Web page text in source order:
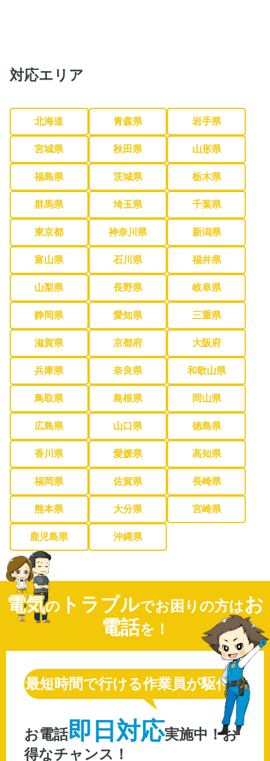
対応エリア
北海道 青森県 岩手県
宮城県 秋田県 山形県
福島県 茨城県 栃木県
群馬県 埼玉県 千葉県
東京都 神奈川県 新潟県
富山県 石川県 福井県
山梨県 長野県 岐阜県
静岡県 愛知県 三重県
滋賀県 京都府 大阪府
兵庫県 奈良県 和歌山県
鳥取県 島根県 岡山県
広島県 山口県 徳島県
香川県 愛媛県 高知県
福岡県 佐賀県 長崎県
熊本県 大分県 宮崎県
鹿児島県 沖縄県
電気の トラブルでお困りの方はお
電話を！
最短時間で行ける作業員が駆付け
お電話即日対応